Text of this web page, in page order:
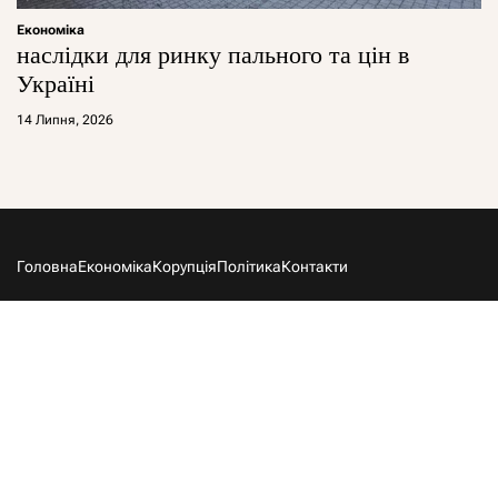
Економіка
наслідки для ринку пального та цін в
Україні
14 Липня, 2026
ГоловнаЕкономікаКорупціяПолітикаКонтакти